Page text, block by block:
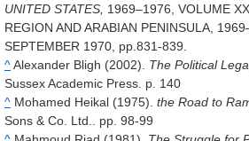
UNITED STATES, 1969–1976, VOLUME
REGION AND ARABIAN PENINSULA,
SEPTEMBER 1970, pp.831-839.
^Alexander Bligh (2002). The Political
Sussex Academic Press. p. 140
^ Mohamed Heikal (1975). the Road to
Sons & Co. Ltd.. pp. 98-99